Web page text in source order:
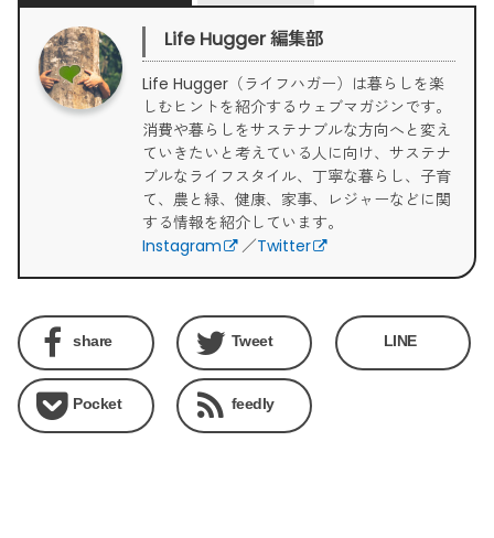
Life Hugger 編集部
Life Hugger（ライフハガー）は暮らしを楽
しむヒントを紹介するウェブマガジンです。
消費や暮らしをサステナブルな方向へと変え
ていきたいと考えている人に向け、サステナ
ブルなライフスタイル、丁寧な暮らし、子育
て、農と緑、健康、家事、レジャーなどに関
する情報を紹介しています。
Instagram
／Twitter
share Tweet LINE
Pocket feedly